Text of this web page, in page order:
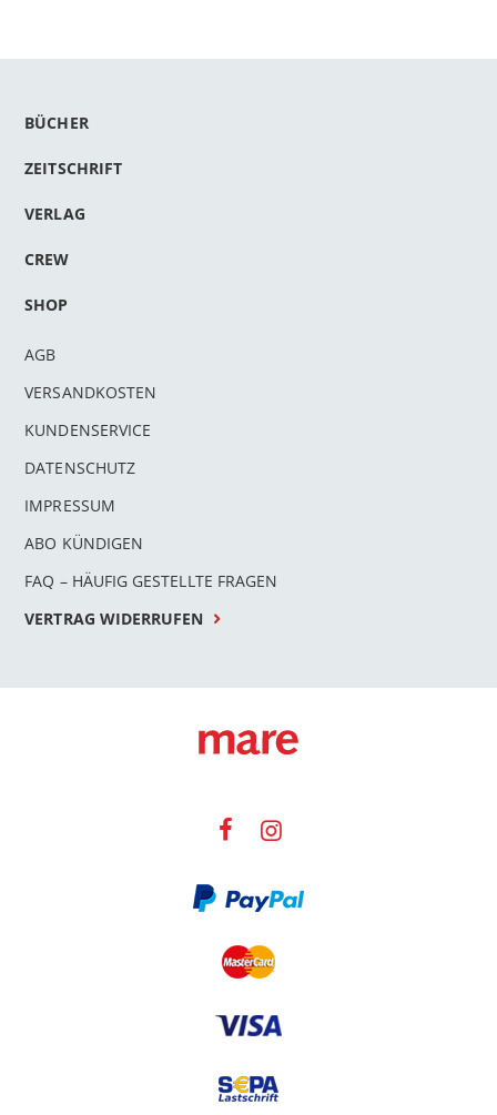
BÜCHER
ZEITSCHRIFT
VERLAG
CREW
SHOP
AGB
VERSANDKOSTEN
KUNDENSERVICE
DATENSCHUTZ
IMPRESSUM
ABO KÜNDIGEN
FAQ – HÄUFIG GESTELLTE FRAGEN
VERTRAG WIDERRUFEN